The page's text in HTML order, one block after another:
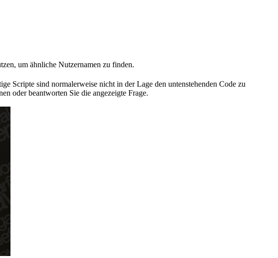
um ähnliche Nutzernamen zu finden.
Scripte sind normalerweise nicht in der Lage den untenstehenden Code zu
oder beantworten Sie die angezeigte Frage.